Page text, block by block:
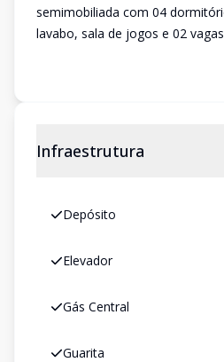
semimobiliada com 04
lavabo, sala de jogos e 02
Infraestrutura
Depósito
Elevador
Gás Central
Guarita